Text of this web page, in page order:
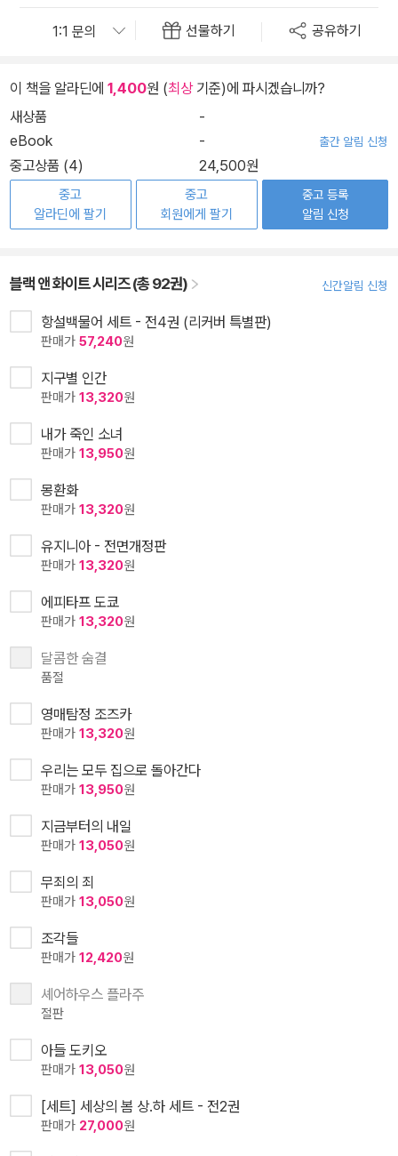
선물하기 공유하기
이 책을 알라딘에 1,400원 (최상기준)에 파시겠습니까?
새상품
-
eBook
- 출간 알림 신청
중고상품 (4) 24,500원
중고
알라딘에 팔기
중고
회원에게 팔기
중고 등록
알림 신청
블랙 앤 화이트 시리즈 (총 92권) 신간알림 신청
항설백물어 세트 - 전4권 (리커버 특별판)
판매가 57,240원
지구별 인간
판매가 13,320원
내가 죽인 소녀
판매가 13,950원
몽환화
판매가 13,320원
유지니아 - 전면개정판
판매가 13,320원
에피타프 도쿄
판매가 13,320원
달콤한 숨결
품절
영매탐정 조즈카
판매가 13,320원
우리는 모두 집으로 돌아간다
판매가 13,950원
지금부터의 내일
판매가 13,050원
무죄의 죄
판매가 13,050원
조각들
판매가 12,420원
셰어하우스 플라주
절판
아들 도키오
판매가 13,050원
[세트] 세상의 봄 상.하 세트 - 전2권
판매가 27,000원